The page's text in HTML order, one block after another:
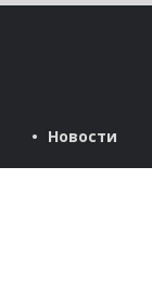
Новости